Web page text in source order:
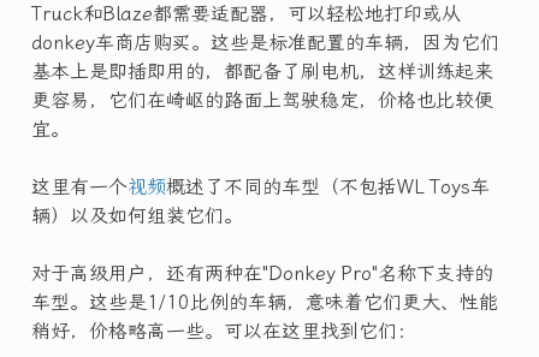
Truck和Blaze都需要适配器，可以轻松地打印或从
donkey车商店购买。这些是标准配置的车辆，因为它们
基本上是即插即用的，都配备了刷电机，这样训练起来
更容易，它们在崎岖的路面上驾驶稳定，价格也比较便
宜。
这里有一个视频概述了不同的车型（不包括WL Toys车
辆）以及如何组装它们。
对于高级用户，还有两种在"Donkey Pro"名称下支持的
车型。这些是1/10比例的车辆，意味着它们更大、性能
稍好，价格略高一些。可以在这里找到它们：